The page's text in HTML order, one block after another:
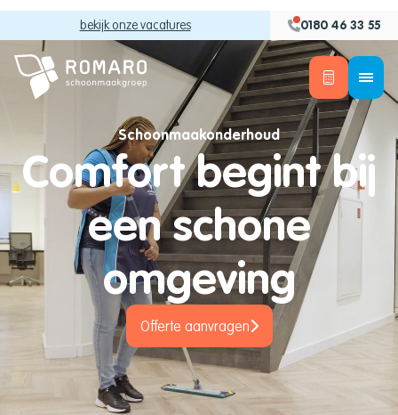
bekijk onze vacatures 0180 46 33 55
Schoonmaakonderhoud
Comfort begint bij
een schone
omgeving
Offerte aanvragen